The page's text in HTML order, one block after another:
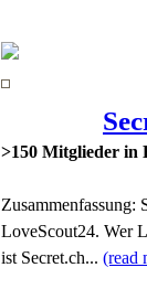
>150 Mitglieder in
Zusammenfassung:
LoveScout24. Wer
ist Secret.ch... (read